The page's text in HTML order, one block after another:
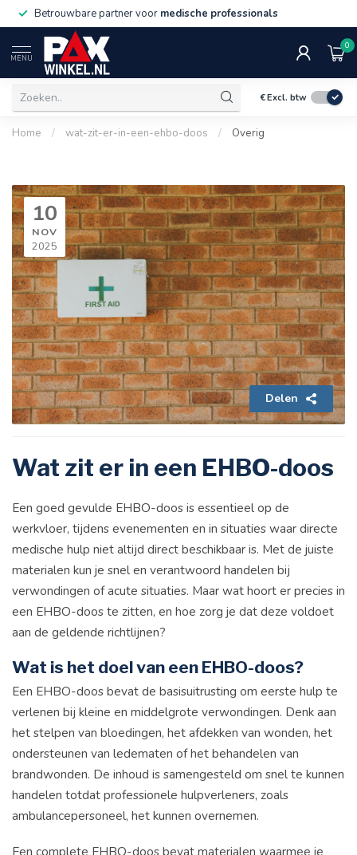
Betrouwbare partner voor medische professionals
MENU
0
€Excl. btw
Home / wat-zit-er-in-een-ehbo-doos / Overig
10
NOV
2025
Delen
Wat zit er in een EHBO-doos
Een goed gevulde EHBO-doos is essentieel op de
werkvloer, tijdens evenementen en in situaties waar directe
medische hulp niet altijd direct beschikbaar is. Met de juiste
materialen kun je snel en verantwoord handelen bij
verwondingen of acute situaties. Maar wat hoort er precies in
een EHBO-doos te zitten, en hoe zorg je dat deze voldoet
aan de geldende richtlijnen?
Wat is het doel van een EHBO-doos?
Een EHBO-doos bevat de basisuitrusting om eerste hulp te
verlenen bij kleine en middelgrote verwondingen. Denk aan
het stelpen van bloedingen, het afdekken van wonden, het
ondersteunen van ledematen of het behandelen van
brandwonden. De inhoud is samengesteld om snel te kunnen
handelen totdat professionele hulpverleners, zoals
ambulancepersoneel, het kunnen overnemen.
Een complete EHBO-doos bevat materialen waarmee je